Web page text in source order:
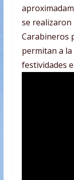
se realizaron
Carabineros
permitan a
festividades